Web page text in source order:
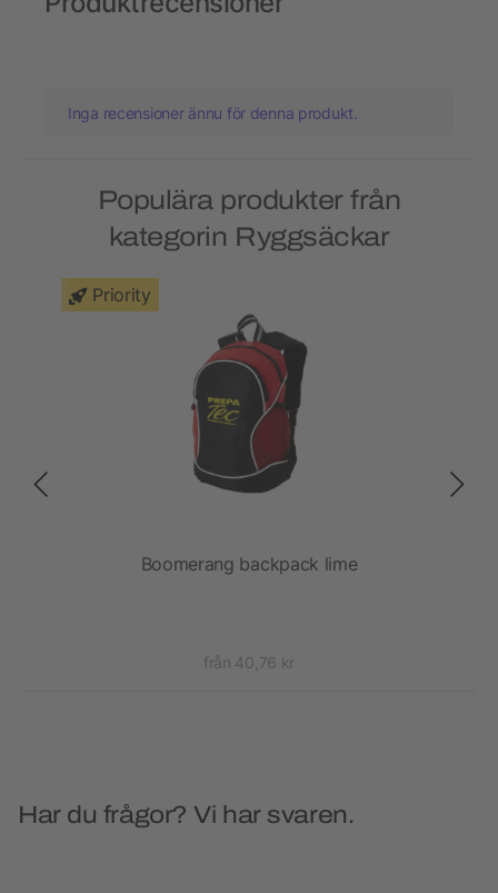
Inga recensioner ännu för denna produkt.
Populära produkter från
kategorin Ryggsäckar
Priority
Boomerang backpack lime
från 40,76 kr
Har du frågor? Vi har svaren.